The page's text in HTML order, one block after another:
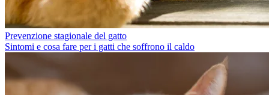
Prevenzione stagionale del gatto
Sintomi e cosa fare per i gatti che soffrono il caldo